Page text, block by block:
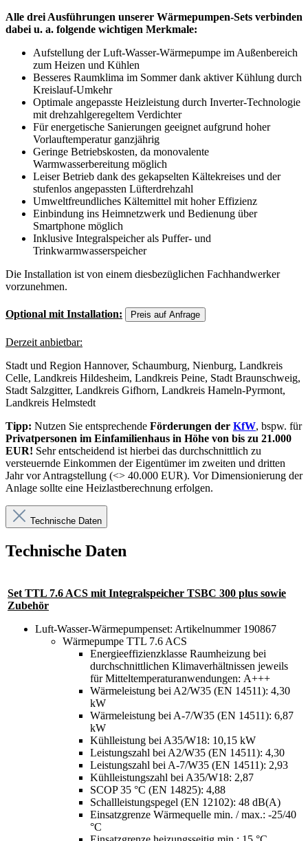
Alle drei Ausführungen unserer Wärmepumpen-Sets verbinden
dabei u. a. folgende wichtigen Merkmale:
Aufstellung der Luft-Wasser-Wärmepumpe im Außenbereich
zum Heizen und Kühlen
Besseres Raumklima im Sommer dank aktiver Kühlung durch
Kreislauf-Umkehr
Optimale angepasste Heizleistung durch Inverter-Technologie
mit drehzahlgeregeltem Verdichter
Für energetische Sanierungen geeignet aufgrund hoher
Vorlauftemperatur ganzjährig
Geringe Betriebskosten, da monovalente
Warmwasserbereitung möglich
Leiser Betrieb dank des gekapselten Kältekreises und der
stufenlos angepassten Lüfterdrehzahl
Umweltfreundliches Kältemittel mit hoher Effizienz
Einbindung ins Heimnetzwerk und Bedienung über
Smartphone möglich
Inklusive Integralspeicher als Puffer- und
Trinkwarmwasserspeicher
Die Installation ist von einem diesbezüglichen Fachhandwerker
vorzunehmen.
Optional mit Installation: Preis auf Anfrage
Derzeit anbietbar:
Stadt und Region Hannover, Schaumburg, Nienburg, Landkreis
Celle, Landkreis Hildesheim, Landkreis Peine, Stadt Braunschweig,
Stadt Salzgitter, Landkreis Gifhorn, Landkreis Hameln-Pyrmont,
Landkreis Helmstedt
Tipp: Nutzen Sie entsprechende Förderungen der KfW, bspw. für
Privatpersonen im Einfamilienhaus in Höhe von bis zu 21.000
EUR! Sehr entscheidend ist hierbei das durchschnittlich zu
versteuernde Einkommen der Eigentümer im zweiten und dritten
Jahr vor Antragstellung (<> 40.000 EUR). Vor Dimensionierung der
Anlage sollte eine Heizlastberechnung erfolgen.
Technische Daten
Technische Daten
Set TTL 7.6 ACS mit Integralspeicher TSBC 300 plus sowie
Zubehör
Luft-Wasser-Wärmepumpenset: Artikelnummer 190867
Wärmepumpe TTL 7.6 ACS
Energieeffizienzklasse Raumheizung bei
durchschnittlichen Klimaverhältnissen jeweils
für Mitteltemperaturanwendungen: A+++
Wärmeleistung bei A2/W35 (EN 14511): 4,30
kW
Wärmeleistung bei A-7/W35 (EN 14511): 6,87
kW
Kühlleistung bei A35/W18: 10,15 kW
Leistungszahl bei A2/W35 (EN 14511): 4,30
Leistungszahl bei A-7/W35 (EN 14511): 2,93
Kühlleistungszahl bei A35/W18: 2,87
SCOP 35 °C (EN 14825): 4,88
Schallleistungspegel (EN 12102): 48 dB(A)
Einsatzgrenze Wärmequelle min. / max.: -25/40
°C